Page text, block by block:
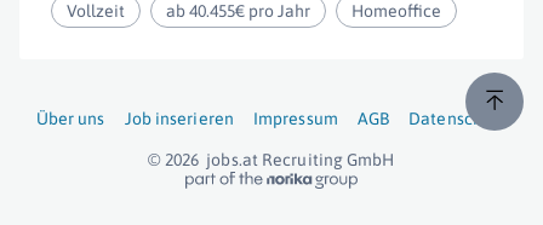
Vollzeit ab 40.455€ pro Jahr Homeoffice
Über uns Job inserieren Impressum AGB Datenschutz
© 2026 jobs.at Recruiting GmbH